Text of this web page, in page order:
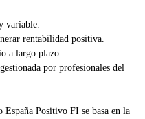
variable.
rentabilidad positiva.
a largo plazo.
por profesionales del
Positivo FI se basa en la